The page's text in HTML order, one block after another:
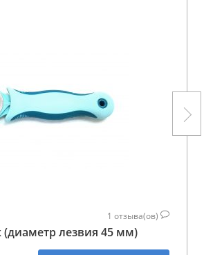
1 отзыва(ов)
лезвия 45 мм)